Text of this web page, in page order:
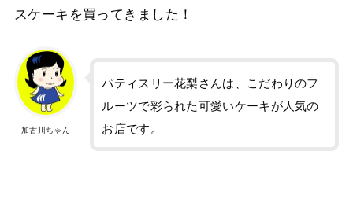
スケーキを買ってきました！
加古川ちゃん
パティスリー花梨さんは、こだわりのフ
ルーツで彩られた可愛いケーキが人気の
お店です。